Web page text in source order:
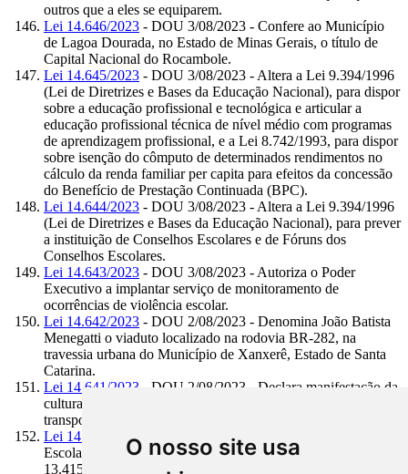
O nosso site usa
outros que a eles se equiparem.
Lei 14.646/2023 - DOU 3/08/2023 - Confere ao Município
de Lagoa Dourada, no Estado de Minas Gerais, o título de
Capital Nacional do Rocambole.
Lei 14.645/2023 - DOU 3/08/2023 - Altera a Lei 9.394/1996
(Lei de Diretrizes e Bases da Educação Nacional), para dispor
sobre a educação profissional e tecnológica e articular a
educação profissional técnica de nível médio com programas
de aprendizagem profissional, e a Lei 8.742/1993, para dispor
sobre isenção do cômputo de determinados rendimentos no
cálculo da renda familiar per capita para efeitos da concessão
do Benefício de Prestação Continuada (BPC).
Lei 14.644/2023 - DOU 3/08/2023 - Altera a Lei 9.394/1996
(Lei de Diretrizes e Bases da Educação Nacional), para prever
a instituição de Conselhos Escolares e de Fóruns dos
Conselhos Escolares.
Lei 14.643/2023 - DOU 3/08/2023 - Autoriza o Poder
Executivo a implantar serviço de monitoramento de
ocorrências de violência escolar.
Lei 14.642/2023 - DOU 2/08/2023 - Denomina João Batista
Menegatti o viaduto localizado na rodovia BR-282, na
travessia urbana do Município de Xanxerê, Estado de Santa
Catarina.
Lei 14.641/2023 - DOU 2/08/2023 - Declara manifestação da
cultura nacional a tradição do uso, em romarias religiosas, do
transporte conhecido como “pau de arara”.
Lei 14.640/2023 - DOU 01/08/2023 - Institui o Programa
Escola em Tempo Integral; e altera a Lei 11.273/2006, a Lei
13.415/2017 e a Lei 14.172/2021.